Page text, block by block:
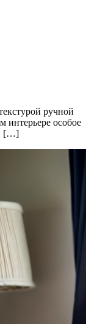
ручной
интерьере особое
[…]